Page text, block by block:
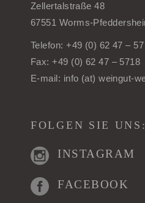
Zellertalstraße 48
67551 Worms-
Telefon: +49 (0) 62 47 –
Fax: +49 (0) 62 47 – 5718
E-mail: info (at) weingut-
FOLGEN SIE UNS:
INSTAGRAM
FACEBOOK